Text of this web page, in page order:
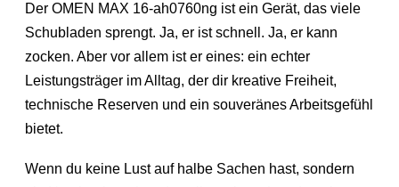
Der OMEN MAX 16-ah0760ng ist ein Gerät, das viele
Schubladen sprengt. Ja, er ist schnell. Ja, er kann
zocken. Aber vor allem ist er eines: ein echter
Leistungsträger im Alltag, der dir kreative Freiheit,
technische Reserven und ein souveränes Arbeitsgefühl
bietet.
Wenn du keine Lust auf halbe Sachen hast, sondern